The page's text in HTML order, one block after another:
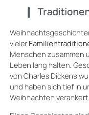
vieler
Menschen zusammen
Leben lang halten.
von Charles Dickens
und haben sich tief in
Weihnachten verankert.